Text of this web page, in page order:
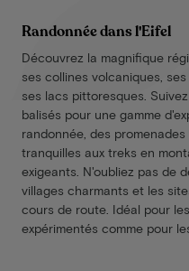
Randonnée dans l'Eifel
Découvrez la magnifique
ses collines volcaniques,
ses lacs pittoresques.
balisés pour une gamme
randonnée, des
tranquilles aux treks en
exigeants. N'oubliez pas de
villages charmants et les
cours de route. Idéal pour
expérimentés comme pour